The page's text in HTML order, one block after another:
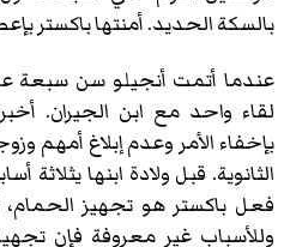
الحديد. أمنتها باكستر
أتمت أنجيلو سن سبعة عشر
واحد مع ابن الجيران. أخبرت
الأمر وعدم إبلاغ أمهم
قبل ولادة ابنها يثلاثة
هو تجهيز الحمام، كما
غير معروفة فإن تجهيز